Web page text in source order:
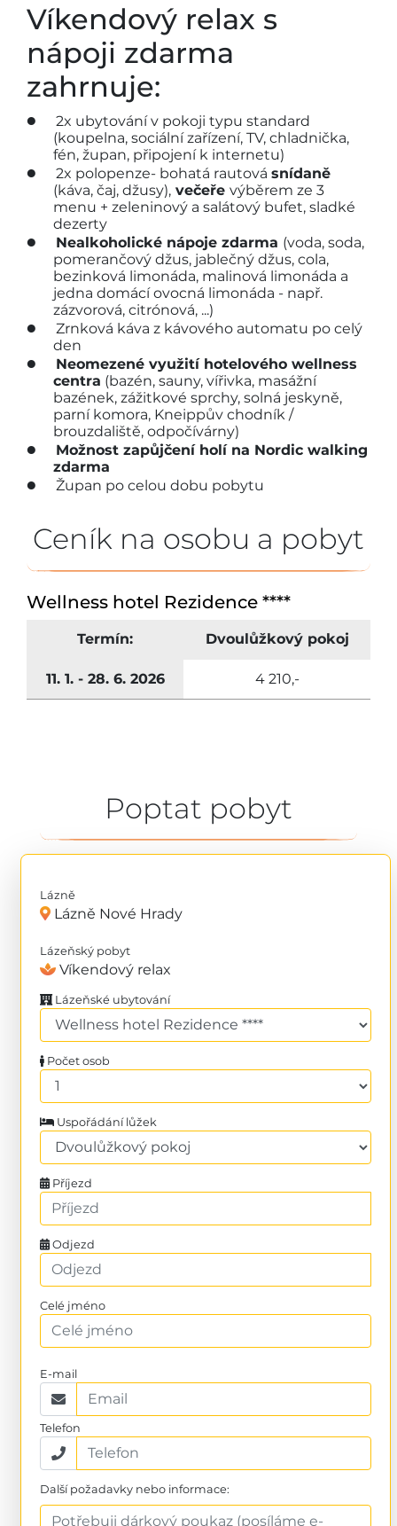
Víkendový relax s
nápoji zdarma
zahrnuje:
2x ubytování v pokoji typu standard
(koupelna, sociální zařízení, TV, chladnička,
fén, župan, připojení k internetu)
2x polopenze- bohatá rautová snídaně
(káva, čaj, džusy), večeře výběrem ze 3
menu + zeleninový a salátový bufet, sladké
dezerty
Nealkoholické nápoje zdarma (voda, soda,
pomerančový džus, jablečný džus, cola,
bezinková limonáda, malinová limonáda a
jedna domácí ovocná limonáda - např.
zázvorová, citrónová, ...)
Zrnková káva z kávového automatu po celý
den
Neomezené využití hotelového wellness
centra (bazén, sauny, vířivka, masážní
bazének, zážitkové sprchy, solná jeskyně,
parní komora, Kneippův chodník /
brouzdaliště, odpočívárny)
Možnost zapůjčení holí na Nordic walking
zdarma
Župan po celou dobu pobytu
Ceník na osobu a pobyt
Wellness hotel Rezidence ****
Termín: Dvoulůžkový pokoj
11. 1. - 28. 6. 2026 4 210,-
Poptat pobyt
Lázně
Lázně Nové Hrady
Lázeňský pobyt
Víkendový relax
Lázeňské ubytování
Počet osob
Uspořádání lůžek
Příjezd
Odjezd
Celé jméno
E-mail
Telefon
Další požadavky nebo informace: